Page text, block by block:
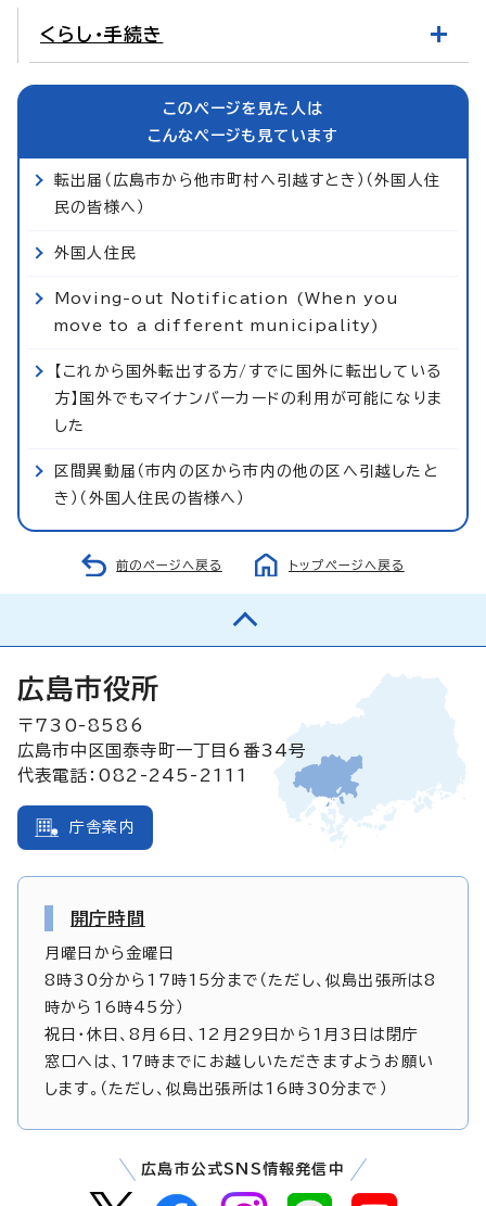
くらし・手続き
このページを見た人は
こんなページも見ています
転出届（広島市から他市町村へ引越すとき）（外国人住
民の皆様へ）
外国人住民
Moving-out Notification (When you
move to a different municipality)
【これから国外転出する方/すでに国外に転出している
方】国外でもマイナンバーカードの利用が可能になりま
した
区間異動届（市内の区から市内の他の区へ引越したと
き）（外国人住民の皆様へ）
前のページへ戻る トップページへ戻る
広島市役所
〒730-8586
広島市中区国泰寺町一丁目6番34号
代表電話：082-245-2111
庁舎案内
開庁時間
月曜日から金曜日
8時30分から17時15分まで（ただし、似島出張所は8
時から16時45分）
祝日・休日、8月6日、12月29日から1月3日は閉庁
窓口へは、17時までにお越しいただきますようお願い
します。（ただし、似島出張所は16時30分まで）
広島市公式SNS情報発信中